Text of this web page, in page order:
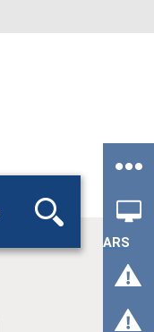
ARS
Rechercher